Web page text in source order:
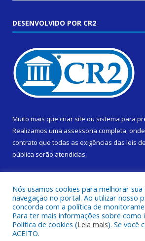
DESENVOLVIDO POR CR2
Muito mais que criar site ou sistema para
Realizamos uma assessoria completa,
contrato que todas as exigências das leis
pública serão atendidas.
Todos os direitos reservados a Prefeitura
Nós usamos cookies para melhorar sua
navegação no portal. Ao utilizar nosso
concorda com a política de
Para ter mais informações sobre como
Política de cookies (Leia mais). Se você
ACEITO.